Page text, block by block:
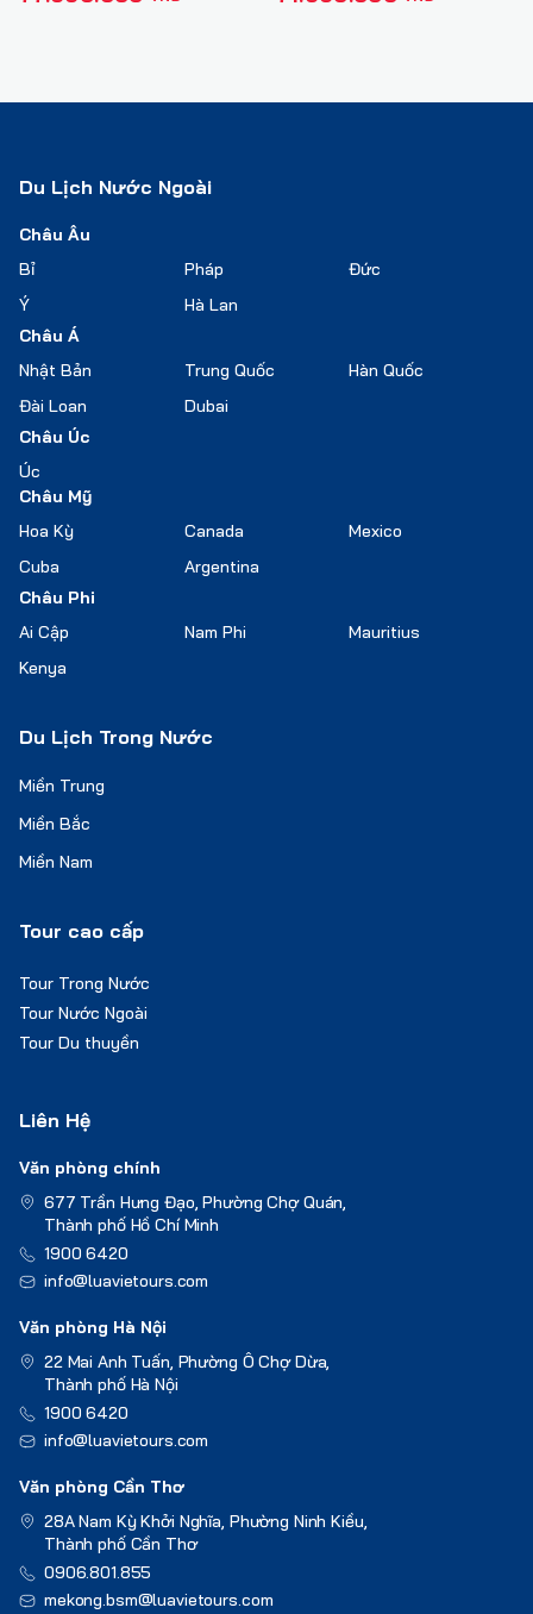
Du Lịch Nước Ngoài
Châu Âu
Bỉ
Pháp
Đức
Ý
Hà Lan
Châu Á
Nhật Bản
Trung Quốc
Hàn Quốc
Đài Loan
Dubai
Châu Úc
Úc
Châu Mỹ
Hoa Kỳ
Canada
Mexico
Cuba
Argentina
Châu Phi
Ai Cập
Nam Phi
Mauritius
Kenya
Du Lịch Trong Nước
Miền Trung
Miền Bắc
Miền Nam
Tour cao cấp
Tour Trong Nước
Tour Nước Ngoài
Tour Du thuyền
Liên Hệ
Văn phòng chính
677 Trần Hưng Đạo, Phường Chợ Quán,
Thành phố Hồ Chí Minh
1900 6420
info@luavietours.com
Văn phòng Hà Nội
22 Mai Anh Tuấn, Phường Ô Chợ Dừa,
Thành phố Hà Nội
1900 6420
info@luavietours.com
Văn phòng Cần Thơ
28A Nam Kỳ Khởi Nghĩa, Phường Ninh Kiều,
Thành phố Cần Thơ
0906.801.855
mekong.bsm@luavietours.com